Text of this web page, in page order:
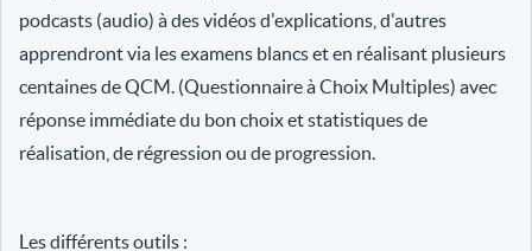
podcasts (audio) à des vidéos d'explications, d'autres
apprendront via les examens blancs et en réalisant plusieurs
centaines de QCM. (Questionnaire à Choix Multiples) avec
réponse immédiate du bon choix et statistiques de
réalisation, de régression ou de progression.
Les différents outils :